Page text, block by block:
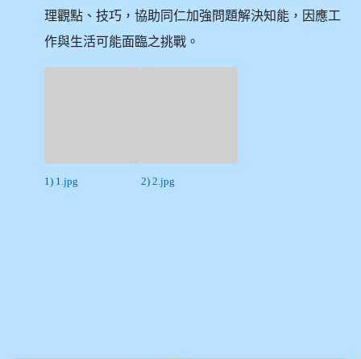
理觀點、技巧，協助同仁加強問題解決知能，因應工
作與生活可能面臨之挑戰。
1) 1.jpg 2) 2.jpg